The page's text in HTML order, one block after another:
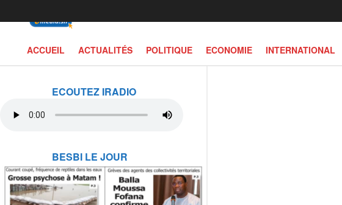
ECOUTEZ IRADIO
BESBI LE JOUR
ACCUEIL ACTUALITÉS POLITIQUE ECONOMIE INTERNATIONAL